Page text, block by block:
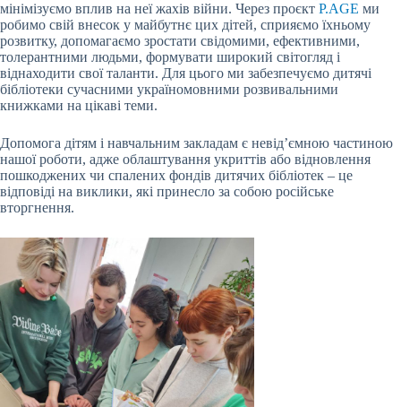
мінімізуємо вплив на неї жахів війни. Через проєкт P.AGE ми
робимо свій внесок у майбутнє цих дітей, сприяємо їхньому
розвитку, допомагаємо зростати свідомими, ефективними,
толерантними людьми, формувати широкий світогляд і
віднаходити свої таланти. Для цього ми забезпечуємо дитячі
бібліотеки сучасними україномовними розвивальними
книжками на цікаві теми.
Допомога дітям і навчальним закладам є невід’ємною частиною
нашої роботи, адже облаштування укриттів або відновлення
пошкоджених чи спалених фондів дитячих бібліотек – це
відповіді на виклики, які принесло за собою російське
вторгнення.